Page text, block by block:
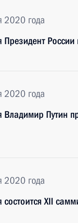
2020 года
России
2020 года
Путин
2020 года
состоится XII